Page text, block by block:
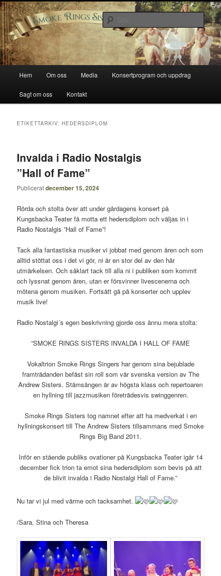
Hoppa
till
primärt
innehåll
Hoppa
till
sekundärt
innehållSmoke Rings Sisters
Smoke Rings Sisters
Sök
Hem Om oss Media Konsertprogram och uppdrag
Sagt om oss Kontakt
ETIKETTARKIV:HEDERSDIPLOM
Invalda i Radio Nostalgis
”Hall of Fame”
Publiceratdecember 15, 2024
Rörda och stolta över att under gårdagens konsert på
Kungsbacka Teater få motta ett hedersdiplom och väljas in i
Radio Nostalgis ”Hall of Fame”!
Tack alla fantastiska musiker vi jobbat med genom åren och som
alltid stöttat oss i det vi gör, ni är en stor del av den här
utmärkelsen. Och såklart tack till alla ni i publiken som kommit
och lyssnat genom åren, utan er försvinner livescenerna och
mötena genom musiken. Fortsätt gå på konserter och upplev
musik live!
Radio Nostalgi´s egen beskrivning gjorde oss ännu mera stolta:
”SMOKE RINGS SISTERS INVALDA I HALL OF FAME
Vokaltrion Smoke Rings Singers har genom sina bejublade
framträdanden befäst sin roll som vår svenska version av The
Andrew Sisters. Stämsången är av högsta klass och repertoaren
en hyllning till jazzmusiken företrädesvis swinggenren.
Smoke Rings Sisters tog namnet efter att ha medverkat i en
hyllningskonsert till The Andrew Sisters tillsammans med Smoke
Rings Big Band 2011.
Inför en stående publiks ovationer på Kungsbacka Teater igår 14
december fick trion ta emot sina hedersdiplom som bevis på att
de blivit invalda i Radio Nostalgi Hall of Fame.”
Nu tar vi jul med värme och tacksamhet.
/Sara, Stina och Theresa